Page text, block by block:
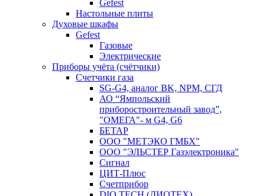
Gefest
Настольные плиты
Духовые шкафы
Gefest
Газовые
Электрические
Приборы учёта (счётчики)
Счетчики газа
SG-G4, аналог BK, NPM, СГД
АО “Ямпольский
приборостроительный завод”,
"ОМЕГА"- м G4, G6
БЕТАР
ООО "МЕТЭКО ГМБХ"
ООО "ЭЛЬСТЕР Газэлектроника"
Сигнал
ЦИТ-Плюс
Счетприбор